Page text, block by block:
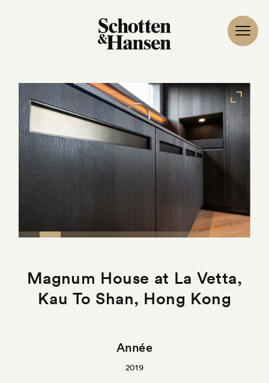
Magnum House at La Vetta,
Kau To Shan, Hong Kong
Année
2019